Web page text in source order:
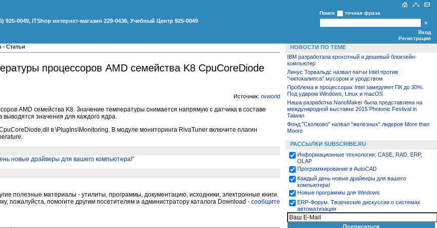
925-0049, ITShop интернет-магазин 229-0436, Учебный Центр 925-0049
Поиск точная фраза
Вход
Регистрация
- Статьи
процессоров AMD семейства K8 CpuCoreDiode
Источник: nvworld
AMD семейства K8. Значение температуры снимается напрямую с датчика в составе
значения для каждого ядра.
в \PlugIns\Monitoring. В модуле мониторинга RivaTuner включите плагин
новые драйверы для вашего компьютера!"
полезные материалы - утилиты, программы, документацию, исходники, электронные книги.
пожалуйста, помогите другим посетителям и администратору каталога Download - сообщите
НОВОСТИ ПО ТЕМЕ
IBM разработала крохотный и дешевый блокчейн-
компьютер
Линус Торвальдс назвал патчи Intel против
"чипокалипса" мусором и уродством
Проблема в процессорах Intel замедляет ПК до 30%.
Под ударом Windows, Linux и macOS
Наша разработка NanoMaker была представлена на
международной выставке 2015 Photonic Festival in
Taiwan
Фонд "Сколково" назвал "железных" лидеров More than
Moore
РАССЫЛКИ SUBSCRIBE.RU
Информационные технологии: CASE, RAD, ERP,
OLAP
Программирование в AutoCAD
Каждый день новые драйверы для вашего
компьютера!
Новые программы для Windows
ЕRP-Форум. Творческие дискуссии о системах
автоматизации